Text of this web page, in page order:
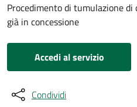
Procedimento di tumulazione
già in concessione
Accedi al servizio
Condividi